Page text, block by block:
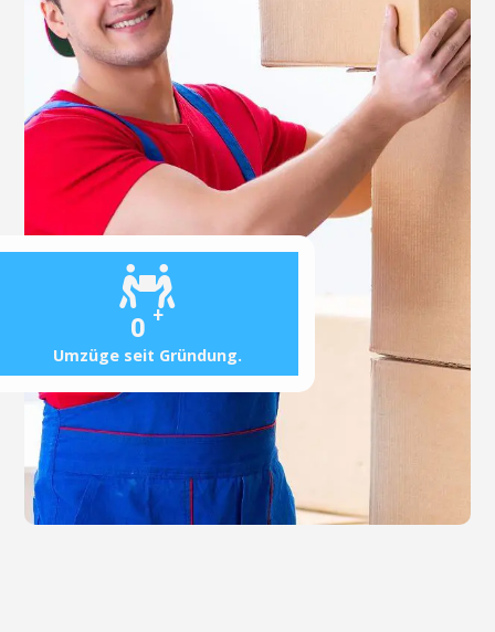
0 +
Umzüge seit Gründung.